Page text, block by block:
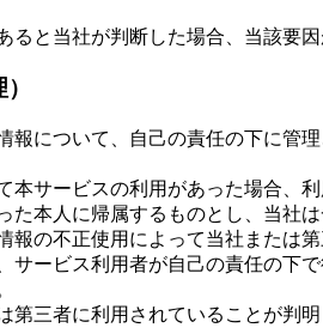
と当社が判断した場合、当該要
について、自己の責任の下に管
サービスの利用があった場合、
た本人に帰属するものとし、当社は
の不正使用によって当社または
ービス利用者が自己の責任の下
三者に利用されていることが判